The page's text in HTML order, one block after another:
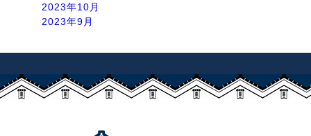
2023年10月
2023年9月